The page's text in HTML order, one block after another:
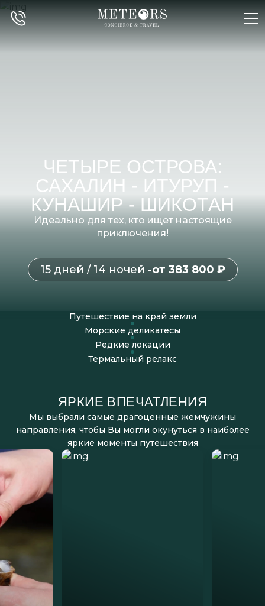
ЧЕТЫРЕ ОСТРОВА:
САХАЛИН - ИТУРУП -
КУНАШИР - ШИКОТАН
Идеально для тех, кто ищет настоящие
приключения!
15 дней / 14 ночей -от 383 800 ₽
Путешествие на край земли
Морские деликатесы
Редкие локации
Термальный релакс
ЯРКИЕ ВПЕЧАТЛЕНИЯ
Мы выбрали самые драгоценные жемчужины
направления, чтобы Вы могли окунуться в наиболее
яркие моменты путешествия